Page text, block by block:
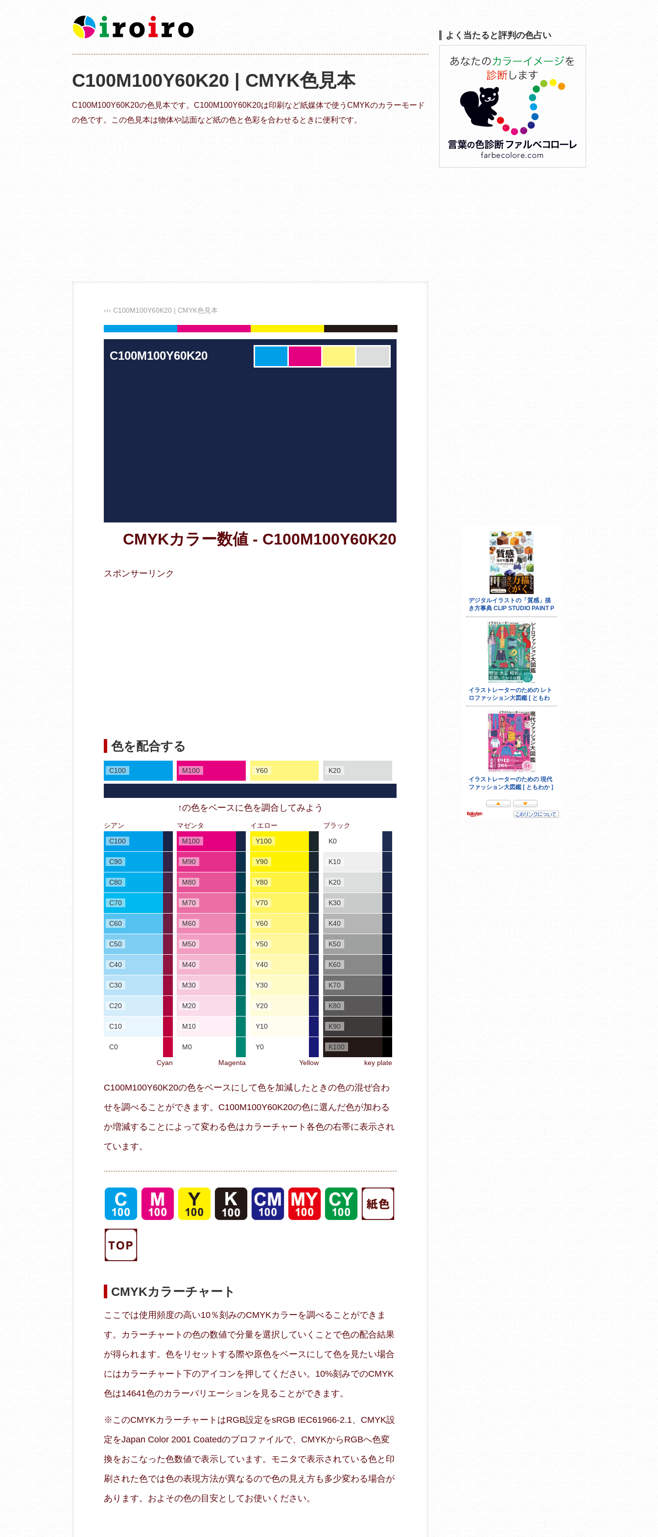
C100M100Y60K20 | CMYK色見本
C100M100Y60K20の色見本です。C100M100Y60K20は印刷など紙媒体で使うCMYKのカラーモード
の色です。この色見本は物体や誌面など紙の色と色彩を合わせるときに便利です。
››› C100M100Y60K20 | CMYK色見本
C100M100Y60K20
CMYKカラー数値 - C100M100Y60K20
スポンサーリンク
色を配合する
C100 M100 Y60 K20
↑の色をベースに色を調合してみよう
シアン
C100
C90
C80
C70
C60
C50
C40
C30
C20
C10
C0
Cyan
マゼンタ
M100
M90
M80
M70
M60
M50
M40
M30
M20
M10
M0
Magenta
イエロー
Y100
Y90
Y80
Y70
Y60
Y50
Y40
Y30
Y20
Y10
Y0
Yellow
ブラック
K0
K10
K20
K30
K40
K50
K60
K70
K80
K90
K100
key plate
C100M100Y60K20の色をベースにして色を加減したときの色の混ぜ合わ
せを調べることができます。C100M100Y60K20の色に選んだ色が加わる
か増減することによって変わる色はカラーチャート各色の右帯に表示され
ています。
CMYKカラーチャート
ここでは使用頻度の高い10％刻みのCMYKカラーを調べることができま
す。カラーチャートの色の数値で分量を選択していくことで色の配合結果
が得られます。色をリセットする際や原色をベースにして色を見たい場合
にはカラーチャート下のアイコンを押してください。10%刻みでのCMYK
色は14641色のカラーバリエーションを見ることができます。
※このCMYKカラーチャートはRGB設定をsRGB IEC61966-2.1、CMYK設
定をJapan Color 2001 Coatedのプロファイルで、CMYKからRGBへ色変
換をおこなった色数値で表示しています。モニタで表示されている色と印
刷された色では色の表現方法が異なるので色の見え方も多少変わる場合が
あります。およその色の目安としてお使いください。
よく当たると評判の色占い